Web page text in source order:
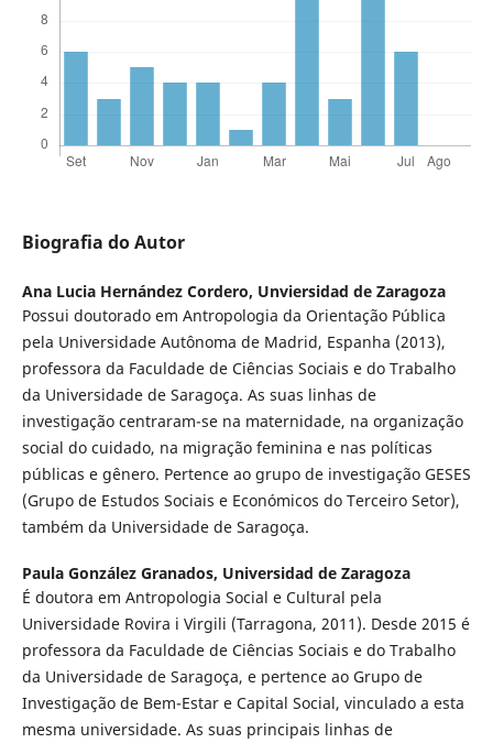
Biografia do Autor
Ana Lucia Hernández Cordero, Unviersidad de Zaragoza
Possui doutorado em Antropologia da Orientação Pública
pela Universidade Autônoma de Madrid, Espanha (2013),
professora da Faculdade de Ciências Sociais e do Trabalho
da Universidade de Saragoça. As suas linhas de
investigação centraram-se na maternidade, na organização
social do cuidado, na migração feminina e nas políticas
públicas e gênero. Pertence ao grupo de investigação GESES
(Grupo de Estudos Sociais e Económicos do Terceiro Setor),
também da Universidade de Saragoça.
Paula González Granados, Universidad de Zaragoza
É doutora em Antropologia Social e Cultural pela
Universidade Rovira i Virgili (Tarragona, 2011). Desde 2015 é
professora da Faculdade de Ciências Sociais e do Trabalho
da Universidade de Saragoça, e pertence ao Grupo de
Investigação de Bem-Estar e Capital Social, vinculado a esta
mesma universidade. As suas principais linhas de